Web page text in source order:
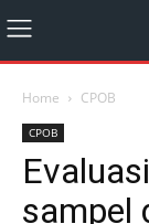
Home CPOB
CPOB
sampel